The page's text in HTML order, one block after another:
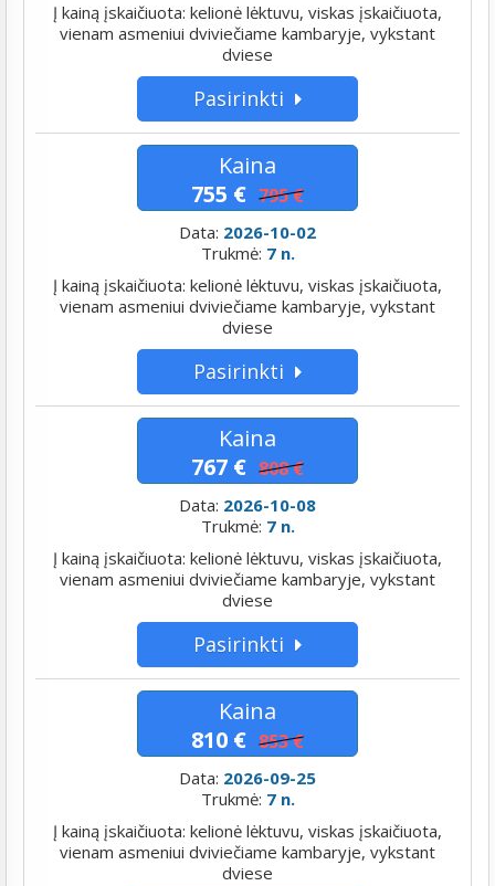
Į kainą įskaičiuota: kelionė lėktuvu, viskas įskaičiuota,
vienam asmeniui dviviečiame kambaryje, vykstant
dviese
Pasirinkti
Kaina
755 € 795 €
Data: 2026-10-02
Trukmė: 7 n.
Į kainą įskaičiuota: kelionė lėktuvu, viskas įskaičiuota,
vienam asmeniui dviviečiame kambaryje, vykstant
dviese
Pasirinkti
Kaina
767 € 808 €
Data: 2026-10-08
Trukmė: 7 n.
Į kainą įskaičiuota: kelionė lėktuvu, viskas įskaičiuota,
vienam asmeniui dviviečiame kambaryje, vykstant
dviese
Pasirinkti
Kaina
810 € 853 €
Data: 2026-09-25
Trukmė: 7 n.
Į kainą įskaičiuota: kelionė lėktuvu, viskas įskaičiuota,
vienam asmeniui dviviečiame kambaryje, vykstant
dviese